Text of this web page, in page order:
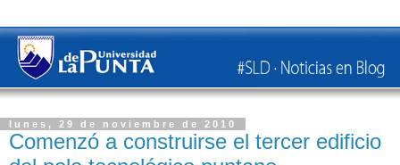
lunes, 29 de noviembre de 2010
Comenzó a construirse el tercer edificio